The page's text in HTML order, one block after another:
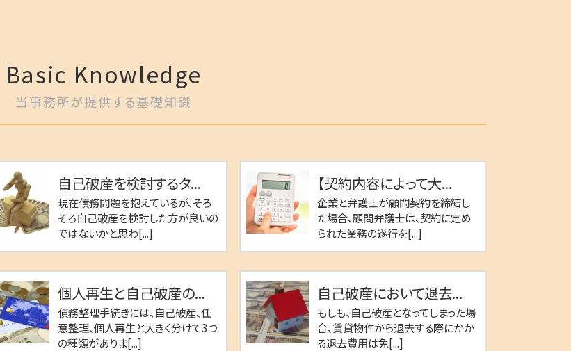
Basic Knowledge
当事務所が提供する基礎知識
自己破産を検討するタ...
現在債務問題を抱えているが、そろ
そろ自己破産を検討した方が良いの
ではないかと思わ[...]
【契約内容によって大...
企業と弁護士が顧問契約を締結し
た場合、顧問弁護士は、契約に定め
られた業務の遂行を[...]
個人再生と自己破産の...
債務整理手続きには、自己破産、任
意整理、個人再生と大きく分けて3つ
の種類がありま[...]
自己破産において退去...
もしも、自己破産となってしまった場
合、賃貸物件から退去する際にかか
る退去費用は免[...]